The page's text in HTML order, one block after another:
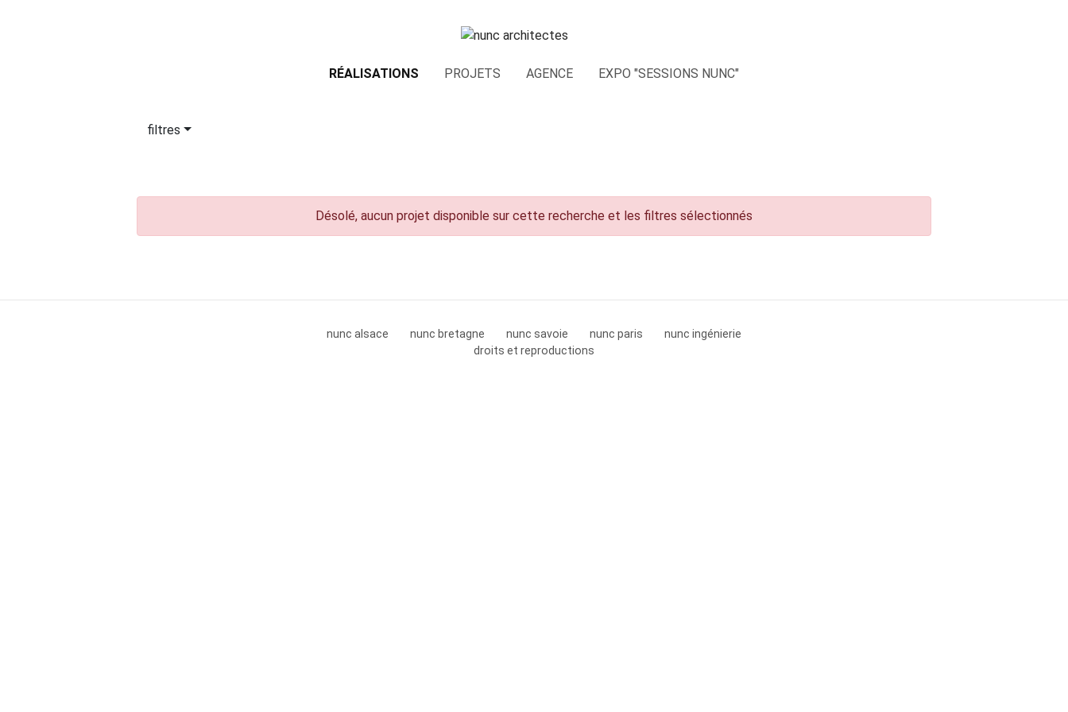
RÉALISATIONS PROJETS AGENCE EXPO "SESSIONS NUNC"
filtres
Désolé, aucun projet disponible sur cette recherche et les filtres sélectionnés
nunc alsace nunc bretagne nunc savoie nunc paris
nunc ingénierie
droits et reproductions